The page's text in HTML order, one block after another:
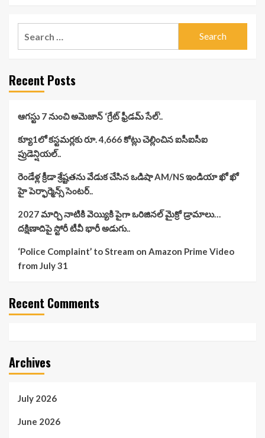
Recent Posts
ఆగస్టు 7 నుంచి అమెజాన్ ‘గ్రేట్ ఫ్రీడమ్ సేల్’..
క్యూ1లో కస్టమర్లకు రూ. 4,666 కోట్లు చెల్లించిన ఐసీఐసీఐ
ప్రుడెన్షియల్..
రెండేళ్ల క్రీడా శ్రేష్టతను వేడుక చేసిన ఒడిషా AM/NS ఇండియా ఖో ఖో
హై పెర్ఫార్మెన్స్ సెంటర్..
2027 మార్చి నాటికి వెయ్యికి పైగా ఒరిజినల్ మైక్రో డ్రామాలు…
దక్షిణాదిపై స్టోరీ టీవీ భారీ అడుగు..
‘Police Complaint’ to Stream on Amazon Prime Video
from July 31
Recent Comments
Archives
July 2026
June 2026